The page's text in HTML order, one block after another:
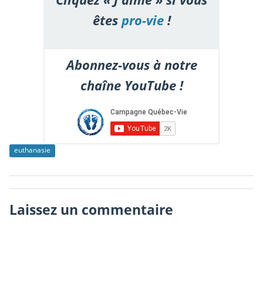
êtespro-vie!
Abonnez-vous à notre
chaîne YouTube !
euthanasie
Laissez un commentaire